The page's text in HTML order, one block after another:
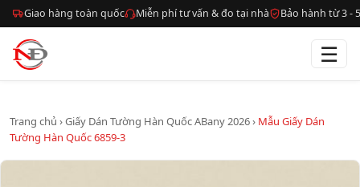
Giao hàng toàn quốc Miễn phí tư vấn & đo tại nhà Bảo hành từ 3 -
☰
Trang chủ ›Giấy Dán Tường Hàn Quốc ABany 2026› Mẫu Giấy Dán
Tường Hàn Quốc 6859-3